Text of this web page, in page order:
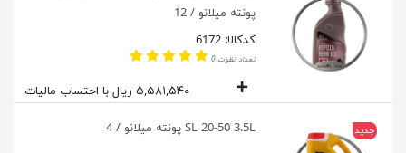
پونته میلانو / 12
کدکالا: 6172
تعداد نظرات 0
۵,۵۸۱,۵۴۰ ریال با احتساب مالیات
جدید SL 20-50 3.5L پونته میلانو / 4